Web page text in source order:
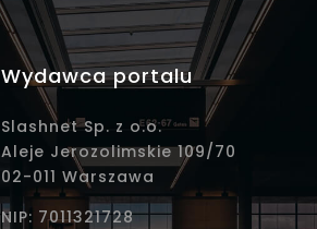
Wydawca portalu
Slashnet Sp. z o.o.
Aleje Jerozolimskie 109/70
02-011 Warszawa
NIP: 7011321728